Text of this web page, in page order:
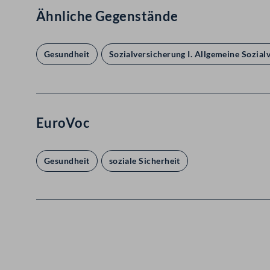
Ähnliche Gegenstände
Gesundheit Sozialversicherung I. Allgemeine
EuroVoc
Gesundheit soziale Sicherheit